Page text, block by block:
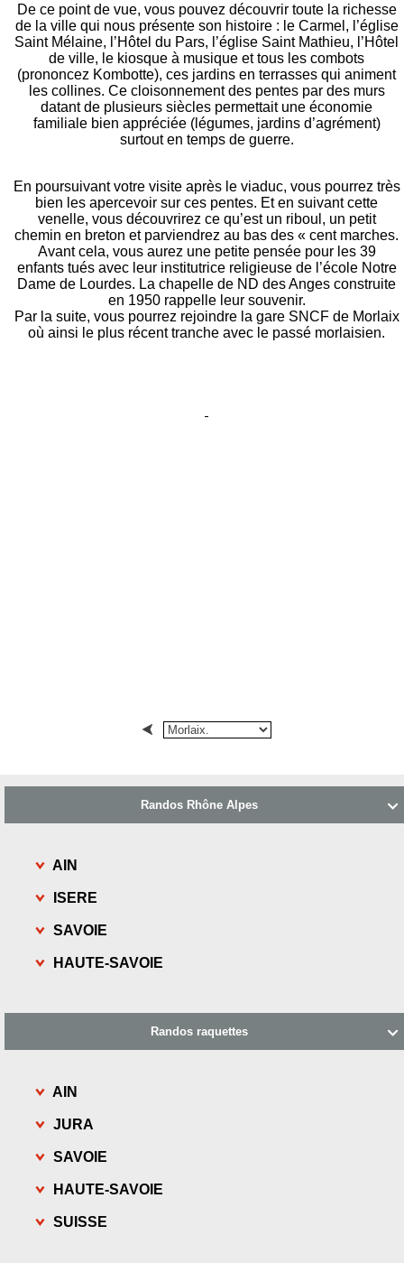
De ce point de vue, vous pouvez découvrir toute la richesse
de la ville qui nous présente son histoire : le Carmel, l’église
Saint Mélaine, l’Hôtel du Pars, l’église Saint Mathieu, l’Hôtel
de ville, le kiosque à musique et tous les combots
(prononcez Kombotte), ces jardins en terrasses qui animent
les collines. Ce cloisonnement des pentes par des murs
datant de plusieurs siècles permettait une économie
familiale bien appréciée (légumes, jardins d’agrément)
surtout en temps de guerre.
En poursuivant votre visite après le viaduc, vous pourrez très
bien les apercevoir sur ces pentes. Et en suivant cette
venelle, vous découvrirez ce qu’est un riboul, un petit
chemin en breton et parviendrez au bas des « cent marches.
Avant cela, vous aurez une petite pensée pour les 39
enfants tués avec leur institutrice religieuse de l’école Notre
Dame de Lourdes. La chapelle de ND des Anges construite
en 1950 rappelle leur souvenir.
Par la suite, vous pourrez rejoindre la gare SNCF de Morlaix
où ainsi le plus récent tranche avec le passé morlaisien.

Randos Rhône Alpes
AIN
ISERE
SAVOIE
HAUTE-SAVOIE

Randos raquettes
AIN
JURA
SAVOIE
HAUTE-SAVOIE
SUISSE